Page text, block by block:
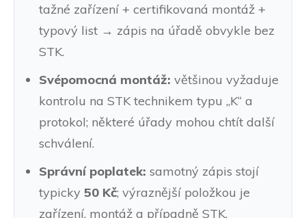
tažné zařízení + certifikovaná montáž +
typový list → zápis na úřadě obvykle bez
STK.
Svépomocná montáž: většinou vyžaduje
kontrolu na STK technikem typu „K“ a
protokol; některé úřady mohou chtít další
schválení.
Správní poplatek: samotný zápis stojí
typicky 50 Kč; výraznější položkou je
zařízení, montáž a případně STK.